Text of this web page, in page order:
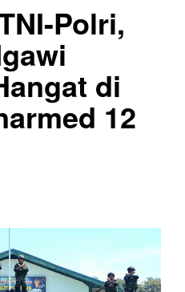
Polri,
di
12